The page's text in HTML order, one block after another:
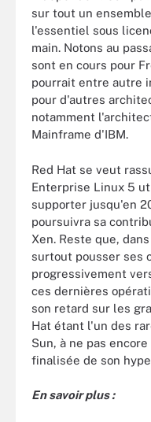
sur tout un
l'essentiel sous
main. Notons au
sont en cours pour
pourrait entre autre
pour d'autres
notamment
Mainframe d'IBM.
Red Hat se veut
Enterprise Linux 5
supporter jusqu'en
poursuivra sa
Xen. Reste que,
surtout pousser ses
progressivement
ces dernières
son retard sur les
Hat étant l'un des
Sun, à ne pas
finalisée de son
En savoir plus :